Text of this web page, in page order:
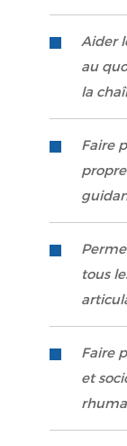
Aider
au
la
Faire
tous
Faire
et